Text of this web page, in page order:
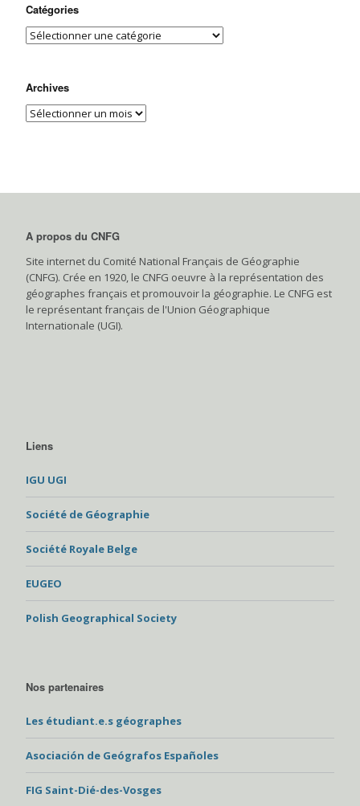
Catégories
Archives
A propos du CNFG
Site internet du Comité National Français de Géographie
(CNFG). Crée en 1920, le CNFG oeuvre à la représentation des
géographes français et promouvoir la géographie. Le CNFG est
le représentant français de l'Union Géographique
Internationale (UGI).
Liens
IGU UGI
Société de Géographie
Société Royale Belge
EUGEO
Polish Geographical Society
Nos partenaires
Les étudiant.e.s géographes
Asociación de Geógrafos Españoles
FIG Saint-Dié-des-Vosges